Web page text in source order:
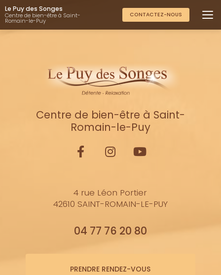
Aller
au
contenu
principal
Le Puy des Songes
Centre de bien-être à Saint-
Romain-le-Puy
CONTACTEZ-NOUS
Centre de bien-être à Saint-
Romain-le-Puy
4 rue Léon Portier
42610 SAINT-ROMAIN-LE-PUY
04 77 76 20 80
PRENDRE RENDEZ-VOUS